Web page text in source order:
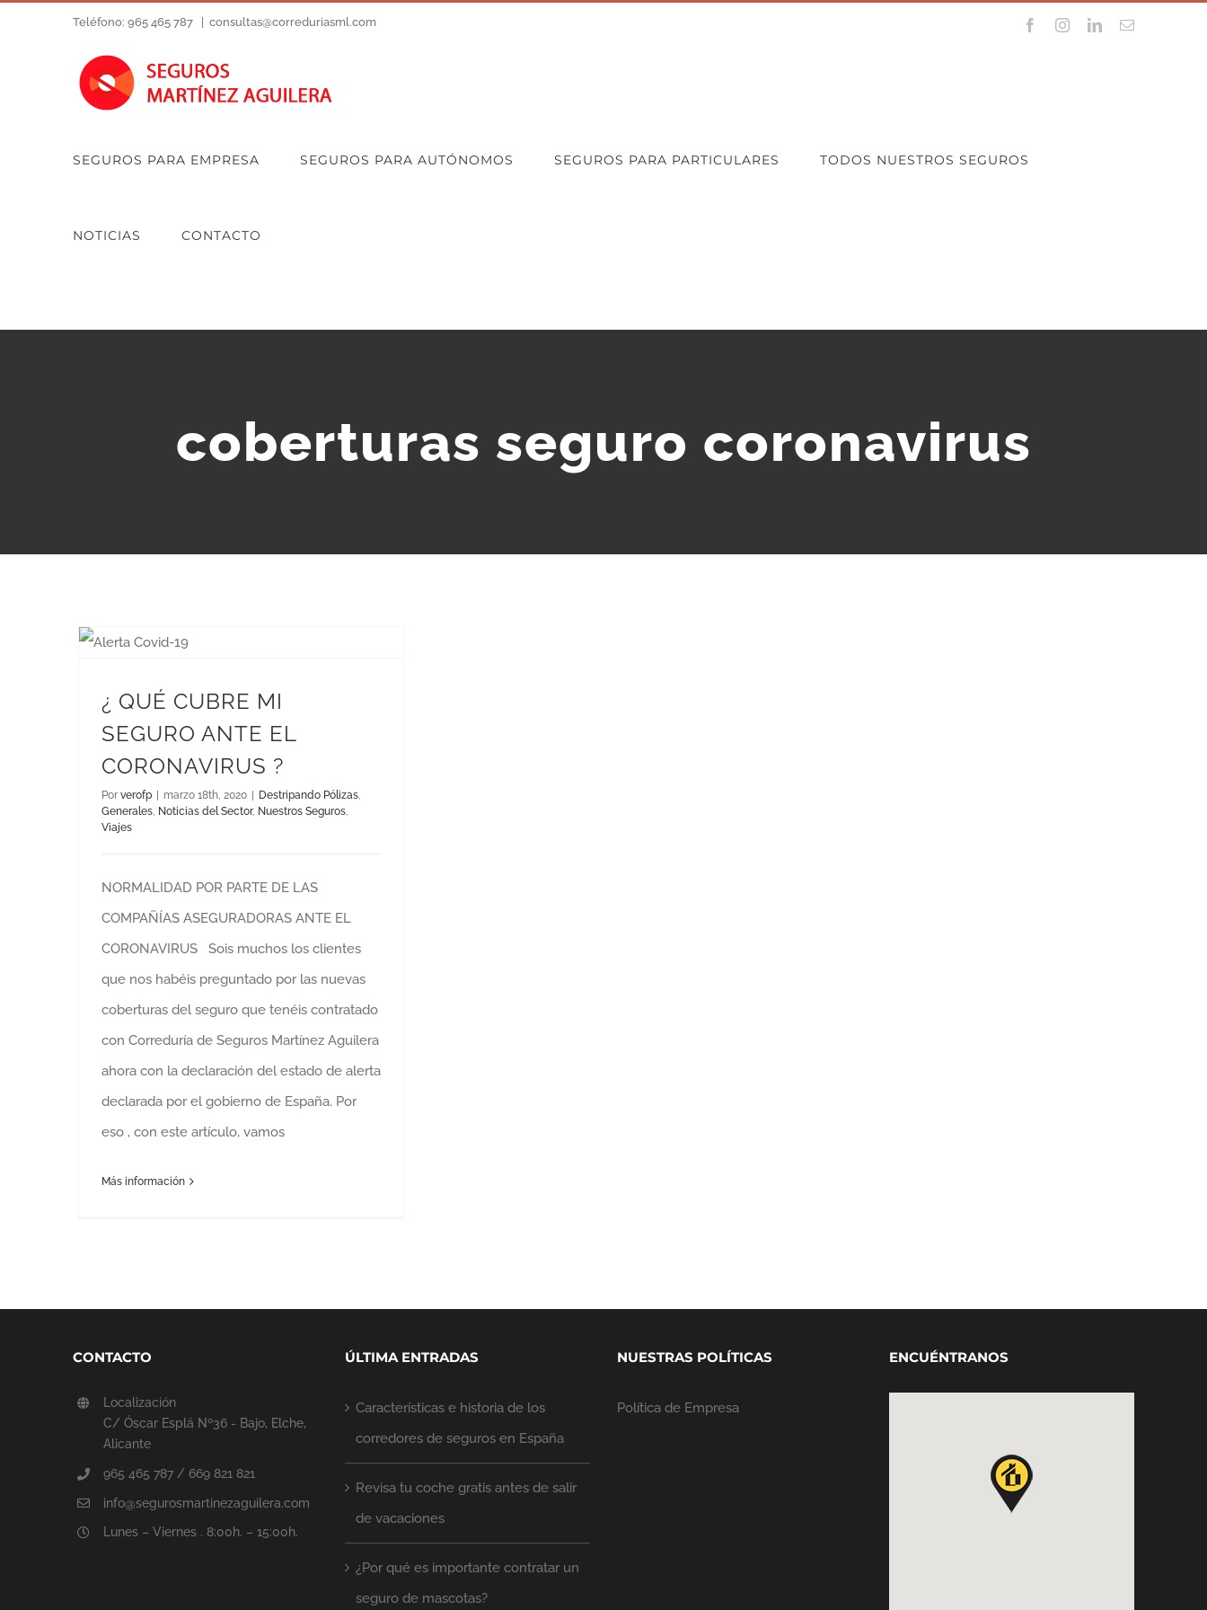
Teléfono: 965 465 787 consultas@correduriasml.com FacebookInstagramLinkedInCorreo
SEGUROS PARA EMPRESA SEGUROS PARA AUTÓNOMOS SEGUROS PARA PARTICULARES TODOS NUESTROS SEGUROS
NOTICIAS CONTACTO
coberturas seguro coronavirus
¿ QUÉ CUBRE MI
SEGURO ANTE EL
CORONAVIRUS ?
Por verofp marzo 18th, 2020 Destripando Pólizas,
Generales, Noticias del Sector, Nuestros Seguros,
Viajes
NORMALIDAD POR PARTE DE LAS
COMPAÑÍAS ASEGURADORAS ANTE EL
CORONAVIRUS Sois muchos los clientes
que nos habéis preguntado por las nuevas
coberturas del seguro que tenéis contratado
con Correduría de Seguros Martínez Aguilera
ahora con la declaración del estado de alerta
declarada por el gobierno de España. Por
eso , con este artículo, vamos
Más información
CONTACTO
Localización
C/ Óscar Esplá Nº36 - Bajo, Elche,
Alicante
965 465 787 / 669 821 821
info@segurosmartinezaguilera.com
Lunes – Viernes . 8:00h. – 15:00h.
ÚLTIMA ENTRADAS
Características e historia de los
corredores de seguros en España
Revisa tu coche gratis antes de salir
de vacaciones
¿Por qué es importante contratar un
seguro de mascotas?
NUESTRAS POLÍTICAS
Política de Empresa
ENCUÉNTRANOS